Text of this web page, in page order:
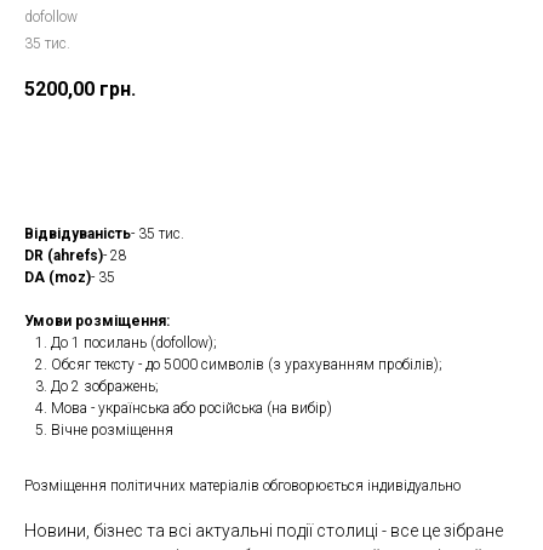
dofollow
35 тис.
5200,00 грн.
Відвідуваність- 35 тис.
DR (ahrefs)- 28
DA (moz)- 35
Умови розміщення:
До 1 посилань (dofollow);
Обсяг тексту - до 5000 символів (з урахуванням пробілів);
До 2 зображень;
Мова - українська або російська (на вибір)
Вічне розміщення
Розміщення політичних матеріалів обговорюється індивідуально
Новини, бізнес та всі актуальні події столиці - все це зібране